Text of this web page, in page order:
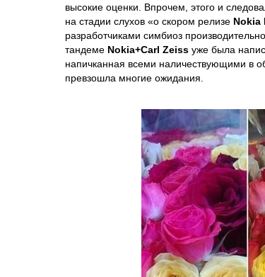
высокие оценки. Впрочем, этого и
на стадии слухов «о скором релизе Nokia
разработчиками симбиоз
тандеме Nokia+Carl Zeiss уже была
напичканная всеми наличествующими в
превзошла многие ожидания.